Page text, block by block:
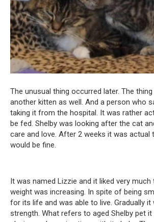
The unusual thing occurred later. The
another kitten as well. And a person who
taking it from the hospital. It was rather
be fed. Shelby was looking after the cat
care and love. After 2 weeks it was actual
would be fine.
It was named Lizzie and it liked very
weight was increasing. In spite of being
for its life and was able to live. Gradually it
strength. What refers to aged Shelby pet